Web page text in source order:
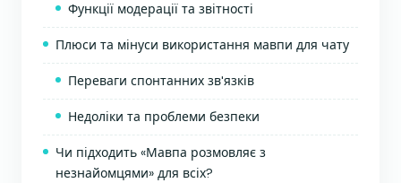
Функції модерації та звітності
Плюси та мінуси використання мавпи для чату
Переваги спонтанних зв'язків
Недоліки та проблеми безпеки
Чи підходить «Мавпа розмовляє з
незнайомцями» для всіх?